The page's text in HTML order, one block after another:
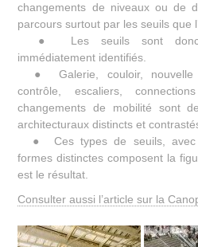
changements de niveaux ou de
parcours surtout par les seuils que
● Les seuils sont donc
immédiatement identifiés.
● Galerie, couloir, nouvelle
contrôle, escaliers,
changements de mobilité sont
architecturaux distincts et
● Ces types de seuils, avec
formes distinctes composent la
est le résultat.
Consulter aussi l’article sur la